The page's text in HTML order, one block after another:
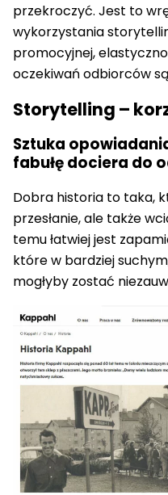
przekroczyć. Jest to
wykorzystania
promocyjnej,
oczekiwań odbiorców
Storytelling –
Sztuka
fabułę dociera do
Dobra historia to taka,
przesłanie, ale także
temu łatwiej jest
które w bardziej
mogłyby zostać